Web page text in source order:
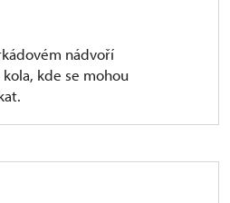
nádvoří
kde se mohou